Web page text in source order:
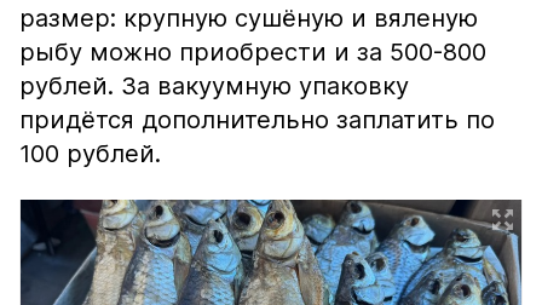
размер: крупную сушёную и вяленую
рыбу можно приобрести и за 500-800
рублей. За вакуумную упаковку
придётся дополнительно заплатить по
100 рублей.